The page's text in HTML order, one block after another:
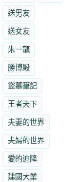
送男友
送女友
朱一龍
勝博殿
盜墓筆記
王者天下
夫妻的世界
夫婦的世界
愛的迫降
建國大業